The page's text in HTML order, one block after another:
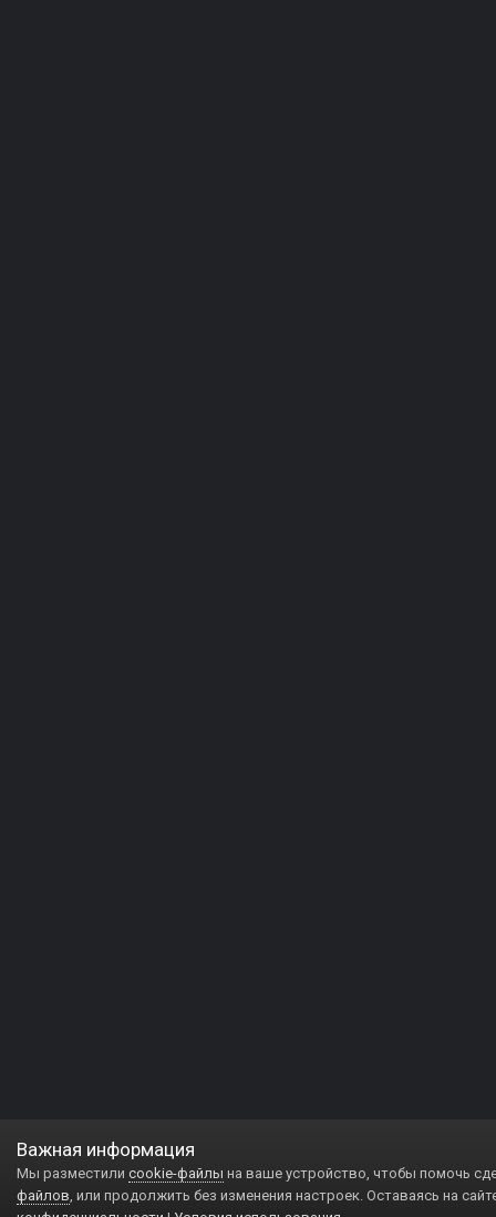
Важная информация
Мы разместили cookie-файлы на ваше устройство, чтобы помочь
файлов, или продолжить без изменения настроек. Оставаясь на